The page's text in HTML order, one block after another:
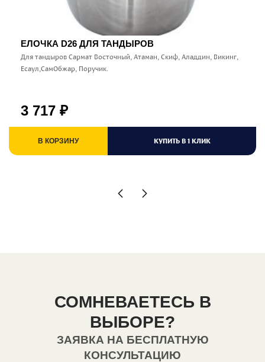
ЕЛОЧКА D26 ДЛЯ ТАНДЫРОВ
Для тандыров Сармат Восточный, Атаман, Скиф, Аладдин, Викинг,
Есаул,СамОбжар, Поручик.
3 717 ₽
В КОРЗИНУ КУПИТЬ В 1 КЛИК
СОМНЕВАЕТЕСЬ В
ВЫБОРЕ?
ЗАЯВКА НА БЕСПЛАТНУЮ
КОНСУЛЬТАЦИЮ